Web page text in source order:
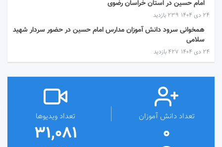
امام حسین در استان خراسان رضوی
۲۴ دی ۱۴۰۴ 239 بازدید
همخوانی سرود دانش آموزان مدارس امام حسین در حضور سردار شهید
سلامی
۲۴ دی ۱۴۰۴ 427 بازدید
تعداد دانش آموزان
0
تعداد ویدیوها
31,081